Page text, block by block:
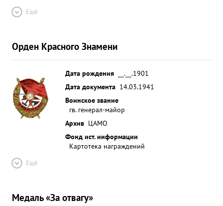
Ещё
Орден Красного Знамени
Дата рождения
__.__.1901
Дата документа 14.03.1941
Воинское звание
гв. генерал-майор
Архив ЦАМО
Фонд ист. информации
Картотека награждений
Ещё
Медаль «За отвагу»